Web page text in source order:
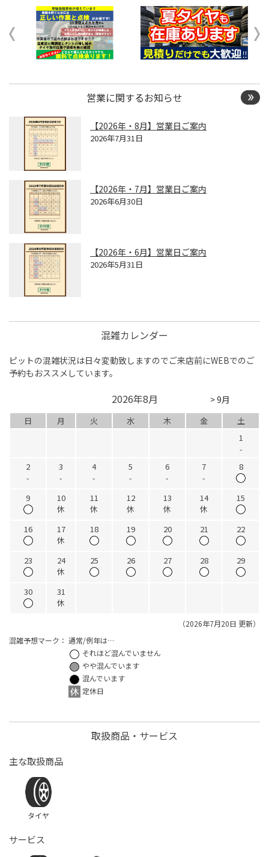
営業に関するお知らせ
【2026年・8月】営業日ご案内
2026年7月31日
【2026年・7月】営業日ご案内
2026年6月30日
【2026年・6月】営業日ご案内
2026年5月31日
混雑カレンダー
ピットの混雑状況は日々変動致しますのでご来店前にWEBでのご
予約もおススメしています。
> 9月
2026年8月
日 月 火 水 木 金
土
1
-
2
-
3
-
4
-
5
-
6
-
7
-
8
9
10
休
11
休
12
休
13
休
14
休
15
16
17
休
18 19 20 21 22
23
24
休
25 26 27 28 29
30
31
休
（2026年7月20日 更新）
混雑予想マーク： 通常/例年は…
それほど混んでいません
やや混んでいます
混んでいます
定休日
取扱商品・サービス
主な取扱商品
タイヤ
サービス